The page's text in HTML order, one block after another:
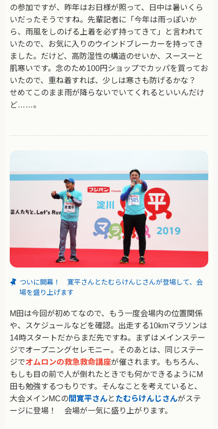
の参加ですが、昨年はお日様が照って、日中は暑いくら
いだったそうですね。先輩記者に「今年は雨っぽいか
ら、雨風をしのげる上着を必ず持ってきて」と言われて
いたので、お気に入りのウインドブレーカーを持ってき
ました。だけど、高防湿性の構造のせいか、スースーと
肌寒いです。念のため100円ショップでカッパを買ってお
いたので、重ね着すれば、少しは寒さも防げるかな？
せめてこのまま雨が降らないでいてくれるといいんだけ
ど……。
ついに開幕！ 寛平さんとたむらけんじさんが登場して、会
場を盛り上げます
M田は今回が初めてなので、もう一度会場内の位置関係
や、スケジュールなどを確認。出走する10kmマラソンは
14時スタートだからまだ先ですね。まずはメインステー
ジでオープニングセレモニー。そのあとは、同じステー
ジでオムロンの救急救命講座が催されます。もちろん、
もしも目の前で人が倒れたときでも何かできるようにM
田も勉強するつもりです。そんなことを考えていると、
大会メインMCの 間寛平さんと たむらけんじさんがステ
ージに登場！ 会場が一気に盛り上がります。